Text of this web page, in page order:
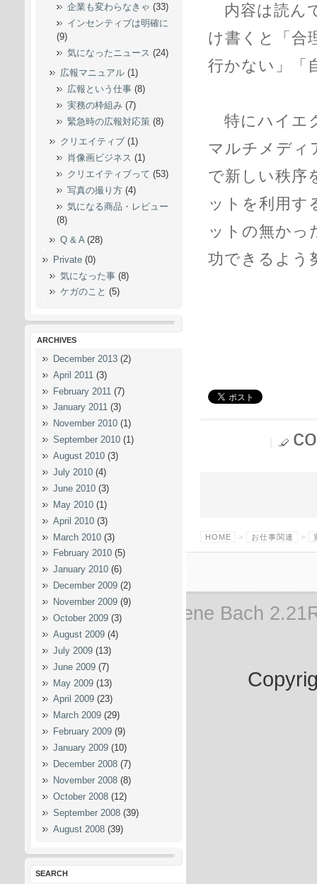
内容は読ん
け書くと「合
行かない」「
特にハイエ
マルチメディ
で新しい秩序
ットを利用す
ットの無かっ
功できるよう
HOME > お仕事関連 >
企業も変わらなきゃ (33)
インセンティブは明確に
(9)
気になったニュース (24)
広報マニュアル (1)
広報という仕事 (8)
実務の枠組み (7)
緊急時の広報対応策 (8)
クリエイティブ (1)
肖像画ビジネス (1)
クリエイティブって (53)
写真の撮り方 (4)
気になる商品・レビュー
(8)
Q & A (28)
Private (0)
気になった事 (8)
ケガのこと (5)
ARCHIVES
December 2013 (2)
April 2011 (3)
February 2011 (7)
January 2011 (3)
November 2010 (1)
September 2010 (1)
August 2010 (3)
July 2010 (4)
June 2010 (3)
May 2010 (1)
April 2010 (3)
March 2010 (3)
February 2010 (5)
January 2010 (6)
December 2009 (2)
November 2009 (9)
October 2009 (3)
August 2009 (4)
July 2009 (13)
June 2009 (7)
May 2009 (13)
April 2009 (23)
March 2009 (29)
February 2009 (9)
January 2009 (10)
December 2008 (7)
November 2008 (8)
October 2008 (12)
September 2008 (39)
August 2008 (39)
SEARCH
Powered by Serene Bach